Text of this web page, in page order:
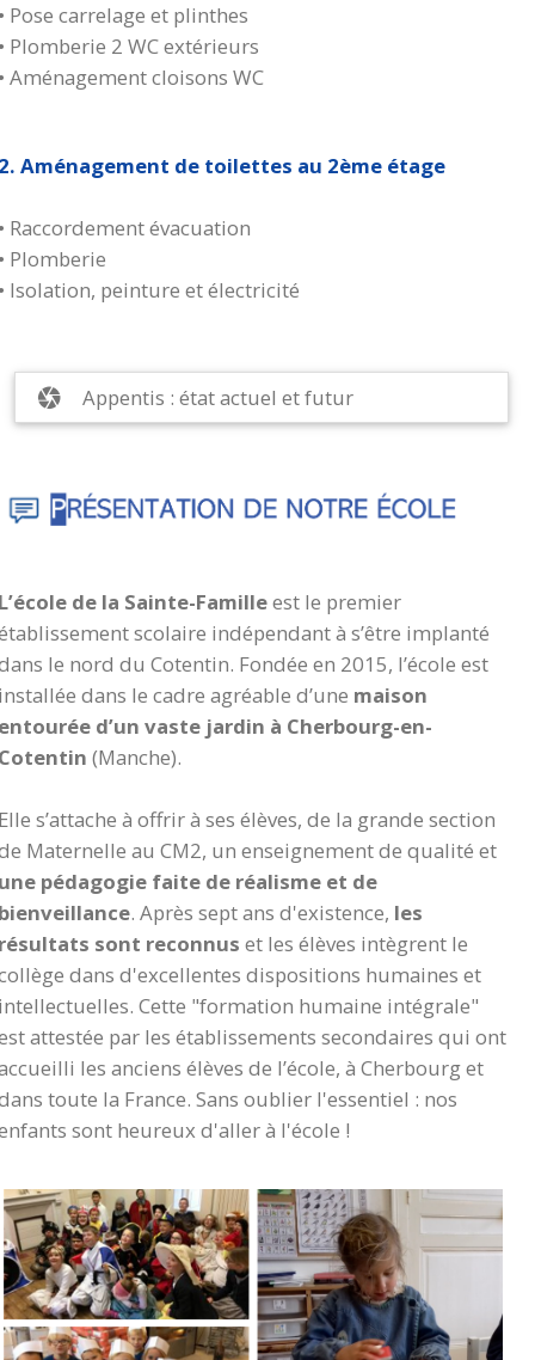
Pose carrelage et plinthes
Plomberie 2 WC extérieurs
Aménagement cloisons WC
Aménagement de toilettes au 2ème étage
Raccordement évacuation
Plomberie
Isolation, peinture et électricité
camera Appentis : état actuel et futur
de la Sainte-Familleest le premier
scolaire indépendant à s’être implanté
le nord du Cotentin. Fondée en 2015, l’école est
dans le cadre agréable d’une maison
d’un vaste jardin à Cherbourg-en-
(Manche).
s’attache à offrir à ses élèves, de la grande section
Maternelle au CM2, un enseignement de qualité et
pédagogie faite de réalisme et de
. Après sept ans d'existence, les
sont reconnus et les élèves intègrent le
dans d'excellentes dispositions humaines et
Cette "formation humaine intégrale"
attestée par les établissements secondaires qui ont
les anciens élèves de l’école, à Cherbourg et
toute la France. Sans oublier l'essentiel : nos
sont heureux d'aller à l'école !